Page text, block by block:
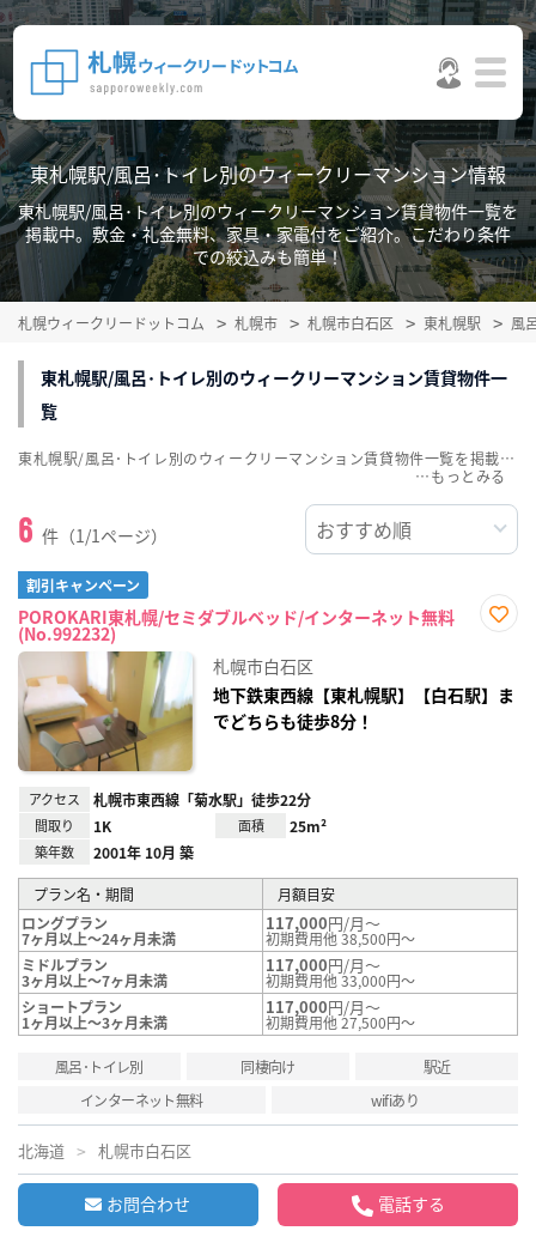
東札幌駅/風呂･トイレ別のウィークリーマンション情報
東札幌駅/風呂･トイレ別のウィークリーマンション賃貸物件一覧を
掲載中。敷金・礼金無料、家具・家電付をご紹介。こだわり条件
での絞込みも簡単！
札幌ウィークリードットコム 札幌市 札幌市白石区 東札幌駅 風
東札幌駅/風呂･トイレ別のウィークリーマンション賃貸物件一
覧
6 件（1/1ページ）
割引キャンペーン
POROKARI東札幌/セミダブルベッド/インターネット無料
(No.992232)
録
札幌市白石区
地下鉄東西線【東札幌駅】【白石駅】ま
でどちらも徒歩8分！
アクセス 札幌市東西線「菊水駅」徒歩22分
間取り 1K 面積 25m²
築年数 2001年 10月 築
プラン名・期間
月額目安
ロングプラン
7ヶ月以上～24ヶ月未満
117,000円/月～
初期費用他 38,500円～
ミドルプラン
3ヶ月以上～7ヶ月未満
117,000円/月～
初期費用他 33,000円～
ショートプラン
1ヶ月以上～3ヶ月未満
117,000円/月～
初期費用他 27,500円～
風呂･トイレ別 同棲向け
駅近
インターネット無料
wifiあり
北海道 札幌市白石区
お問合わせ 電話する
東札幌駅/風呂･トイレ別のウィークリーマンション賃貸物件一覧を掲載中。敷金・礼金無料、家具・家電付をご紹介。こだわり条件での絞込みも簡単！
…